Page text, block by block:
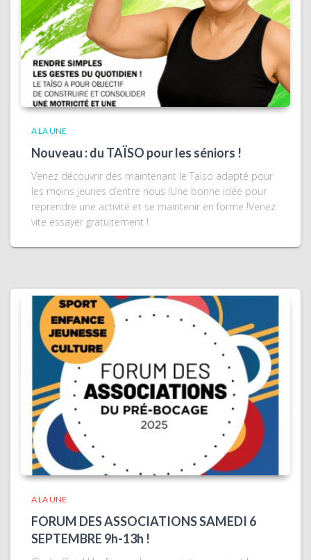
A LA UNE
Nouveau : du TAÏSO pour les séniors !
Venez découvrir dès maintenant le Taïso adapté pour
les moins jeunes d’entre nous !Une bonne idée pour
reprendre une activité et se maintenir en forme !Venez
vite essayer gratuitement !
A LA UNE
FORUM DES ASSOCIATIONS SAMEDI 6
SEPTEMBRE 9h-13h !